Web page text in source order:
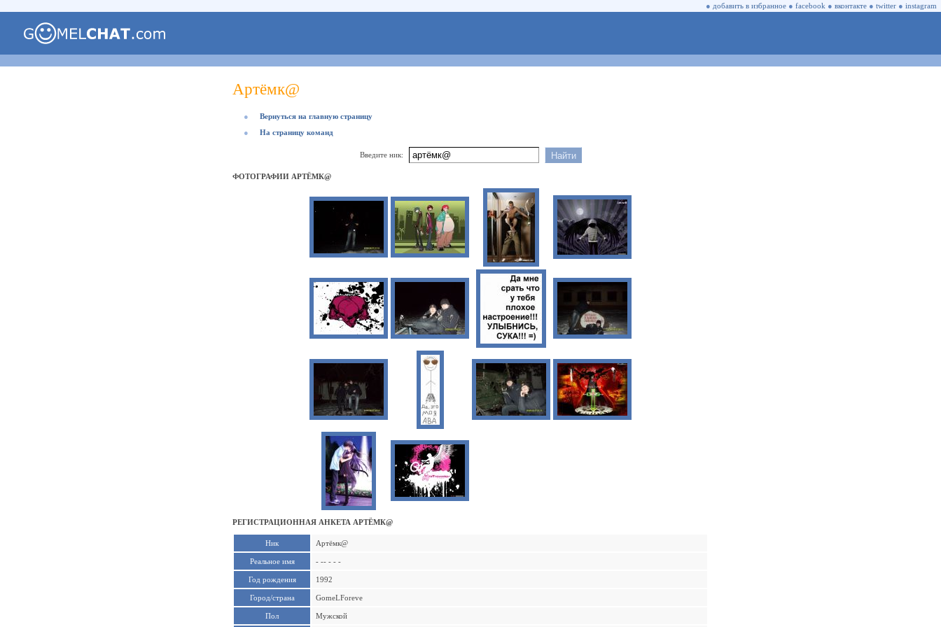
● добавить в избранное ● facebook ● вконтакте ● twitter ● instagram
Артёмк@
●
Вернуться на главную страницу
●
На страницу команд
Введите ник:
ФОТОГРАФИИ АРТЁМК@
РЕГИСТРАЦИОННАЯ АНКЕТА АРТЁМК@
Ник Артёмк@
Реальное имя - -- - - -
Год рождения 1992
Город/страна GomeLForeve
Пол Мужской